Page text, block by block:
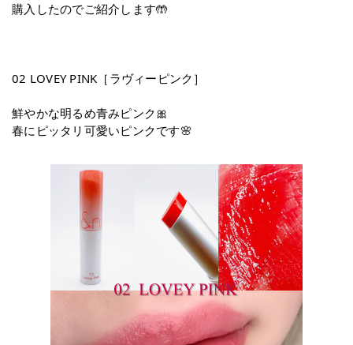
購入したのでご紹介します🤲
02 LOVEY PINK［ラヴィーピンク］
鮮やかな明るめ青みピンク🎀
春にピッタリ可愛いピンクです🌸